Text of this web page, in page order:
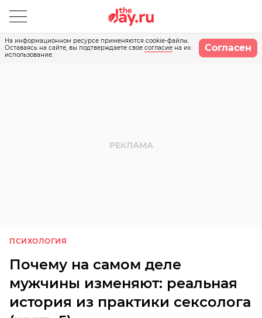
На информационном ресурсе применяются cookie-файлы.
Оставаясь на сайте, вы подтверждаете свое согласие на их
использование.
Согласен
ПСИХОЛОГИЯ
Почему на самом деле
мужчины изменяют: реальная
история из практики сексолога